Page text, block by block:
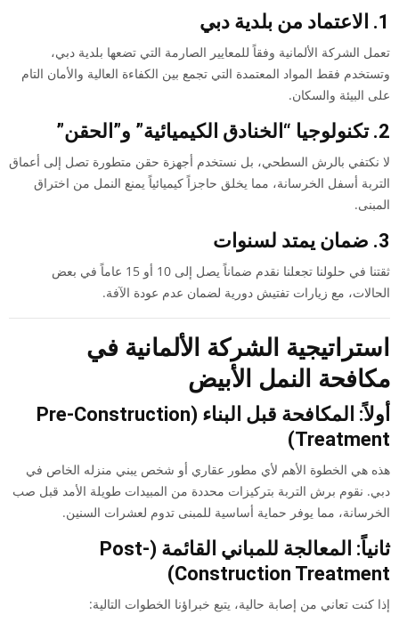
1. الاعتماد من بلدية دبي
تعمل الشركة الألمانية وفقاً للمعايير الصارمة التي تضعها بلدية دبي،
وتستخدم فقط المواد المعتمدة التي تجمع بين الكفاءة العالية والأمان التام
على البيئة والسكان.
2. تكنولوجيا “الخنادق الكيميائية” و”الحقن”
لا نكتفي بالرش السطحي، بل نستخدم أجهزة حقن متطورة تصل إلى أعماق
التربة أسفل الخرسانة، مما يخلق حاجزاً كيميائياً يمنع النمل من اختراق
المبنى.
3. ضمان يمتد لسنوات
ثقتنا في حلولنا تجعلنا نقدم ضماناً يصل إلى 10 أو 15 عاماً في بعض
الحالات، مع زيارات تفتيش دورية لضمان عدم عودة الآفة.
استراتيجية الشركة الألمانية في
مكافحة النمل الأبيض
أولاً: المكافحة قبل البناء (Pre-Construction
Treatment)
هذه هي الخطوة الأهم لأي مطور عقاري أو شخص يبني منزله الخاص في
دبي. نقوم برش التربة بتركيزات محددة من المبيدات طويلة الأمد قبل صب
الخرسانة، مما يوفر حماية أساسية للمبنى تدوم لعشرات السنين.
ثانياً: المعالجة للمباني القائمة (Post-
Construction Treatment)
إذا كنت تعاني من إصابة حالية، يتبع خبراؤنا الخطوات التالية: